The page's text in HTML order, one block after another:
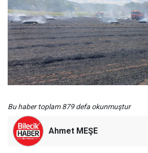
Bu haber toplam 879 defa okunmuştur
Ahmet MEŞE